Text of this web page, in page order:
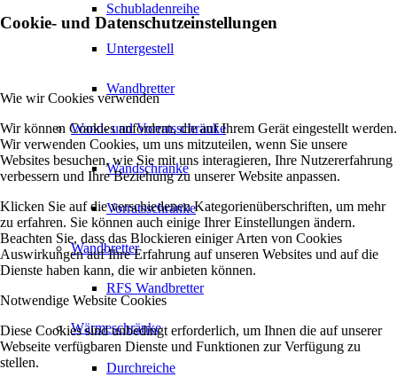
Schubladenreihe
Untergestell
Wandbretter
Wand- und Vorratsschränke
Wandschränke
Vorratsschränke
Wandbretter
RFS Wandbretter
Wärmeschränke
Durchreiche
Cookie- und Datenschutzeinstellungen
Wie wir Cookies verwenden
Wir können Cookies anfordern, die auf Ihrem Gerät eingestellt werden.
Wir verwenden Cookies, um uns mitzuteilen, wenn Sie unsere
Websites besuchen, wie Sie mit uns interagieren, Ihre Nutzererfahrung
verbessern und Ihre Beziehung zu unserer Website anpassen.
Klicken Sie auf die verschiedenen Kategorienüberschriften, um mehr
zu erfahren. Sie können auch einige Ihrer Einstellungen ändern.
Beachten Sie, dass das Blockieren einiger Arten von Cookies
Auswirkungen auf Ihre Erfahrung auf unseren Websites und auf die
Dienste haben kann, die wir anbieten können.
Notwendige Website Cookies
Diese Cookies sind unbedingt erforderlich, um Ihnen die auf unserer
Webseite verfügbaren Dienste und Funktionen zur Verfügung zu
stellen.